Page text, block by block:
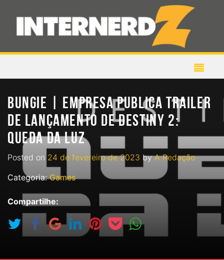
BUNGIE | EMPRESA PUBLICA TRAILER
DE LANÇAMENTO DE DESTINY 2:
QUEDA DA LUZ
Posted on 24 de fevereiro de 2023 byA Redação
Categoria:Games
Compartilhe: